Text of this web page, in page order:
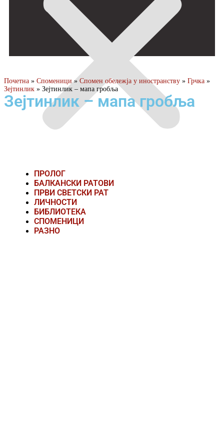
ПРОЛОГ
БАЛКАНСКИ РАТОВИ
ПРВИ СВЕТСКИ РАТ
ЛИЧНОСТИ
БИБЛИОТЕКА
СПОМЕНИЦИ
РАЗНО
Почетна » Споменици» Спомен обележја у иностранству » Грчка »
Зејтинлик » Зејтинлик – мапа гробља
Зејтинлик – мапа гробља